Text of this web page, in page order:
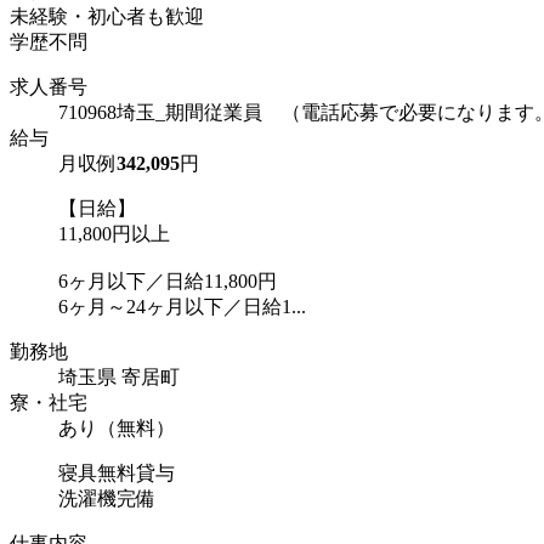
未経験・初心者も歓迎
学歴不問
求人番号
710968埼玉_期間従業員 （電話応募で必要になります
給与
月収例 342,095円
【日給】
11,800円以上
6ヶ月以下／日給11,800円
6ヶ月～24ヶ月以下／日給1...
勤務地
埼玉県 寄居町
寮・社宅
あり（無料）
寝具無料貸与
洗濯機完備